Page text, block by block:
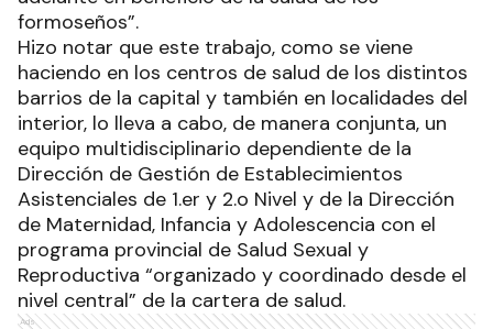
formoseños”.
Hizo notar que este trabajo, como se viene
haciendo en los centros de salud de los distintos
barrios de la capital y también en localidades del
interior, lo lleva a cabo, de manera conjunta, un
equipo multidisciplinario dependiente de la
Dirección de Gestión de Establecimientos
Asistenciales de 1.er y 2.o Nivel y de la Dirección
de Maternidad, Infancia y Adolescencia con el
programa provincial de Salud Sexual y
Reproductiva “organizado y coordinado desde el
nivel central” de la cartera de salud.
Ads